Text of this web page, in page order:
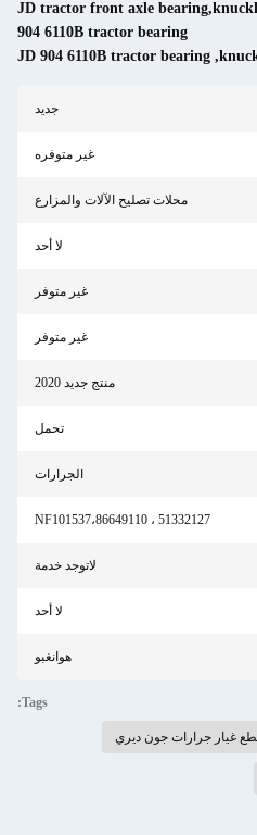
JD tractor front axle
904 6110B tractor bearing
,
JD 904 6110B tractor bearing
جديد
غير متوفره
محلات تصليح الآلات والمزارع
لا أحد
غير متوفر
غير متوفر
منتج جديد 2020
تحمل
الجرارات
51332127 ، NF101537،86649110
لاتوجد خدمة
لا أحد
هوانغبو
Tags:
غيار جرارات جون ديري